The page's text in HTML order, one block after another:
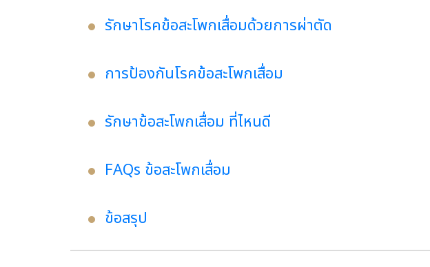
รักษาโรคข้อสะโพกเสื่อมด้วยการผ่าตัด
การป้องกันโรคข้อสะโพกเสื่อม
รักษาข้อสะโพกเสื่อม ที่ไหนดี
FAQs ข้อสะโพกเสื่อม
ข้อสรุป